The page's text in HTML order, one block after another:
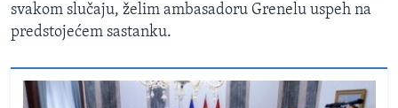
svakom slučaju, želim ambasadoru Grenelu uspeh na
predstojećem sastanku.